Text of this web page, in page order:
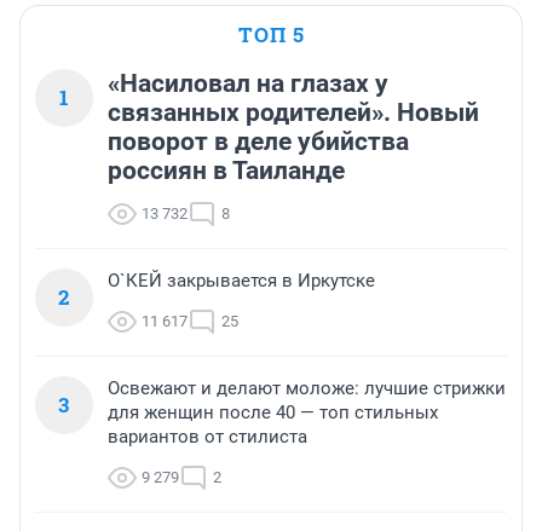
ТОП 5
1
«Насиловал на глазах у
связанных родителей». Новый
поворот в деле убийства
россиян в Таиланде
13 732 8
2
О`КЕЙ закрывается в Иркутске
11 617 25
3
Освежают и делают моложе: лучшие стрижки
для женщин после 40 — топ стильных
вариантов от стилиста
9 279 2